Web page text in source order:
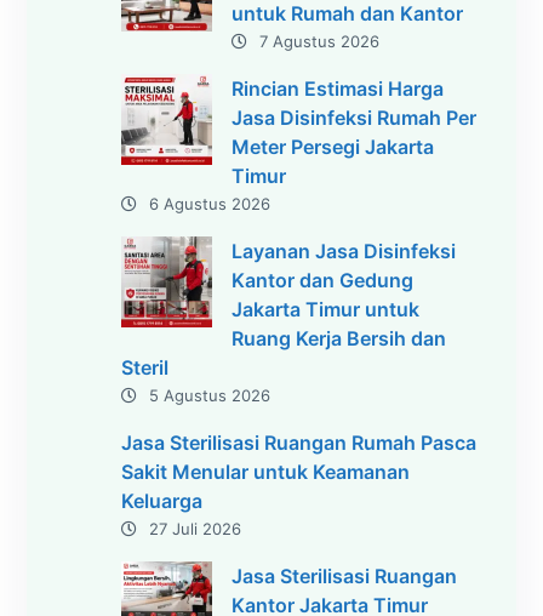
untuk Rumah dan Kantor
7 Agustus 2026
Rincian Estimasi Harga
Jasa Disinfeksi Rumah Per
Meter Persegi Jakarta
Timur
6 Agustus 2026
Layanan Jasa Disinfeksi
Kantor dan Gedung
Jakarta Timur untuk
Ruang Kerja Bersih dan
Steril
5 Agustus 2026
Jasa Sterilisasi Ruangan Rumah Pasca
Sakit Menular untuk Keamanan
Keluarga
27 Juli 2026
Jasa Sterilisasi Ruangan
Kantor Jakarta Timur